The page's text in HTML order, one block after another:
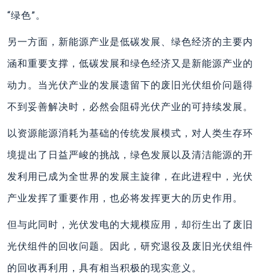
“绿色”。
另一方面，新能源产业是低碳发展、绿色经济的主要内
涵和重要支撑，低碳发展和绿色经济又是新能源产业的
动力。当光伏产业的发展遗留下的废旧光伏组价问题得
不到妥善解决时，必然会阻碍光伏产业的可持续发展。
以资源能源消耗为基础的传统发展模式，对人类生存环
境提出了日益严峻的挑战，绿色发展以及清洁能源的开
发利用已成为全世界的发展主旋律，在此进程中，光伏
产业发挥了重要作用，也必将发挥更大的历史作用。
但与此同时，光伏发电的大规模应用，却衍生出了废旧
光伏组件的回收问题。因此，研究退役及废旧光伏组件
的回收再利用，具有相当积极的现实意义。